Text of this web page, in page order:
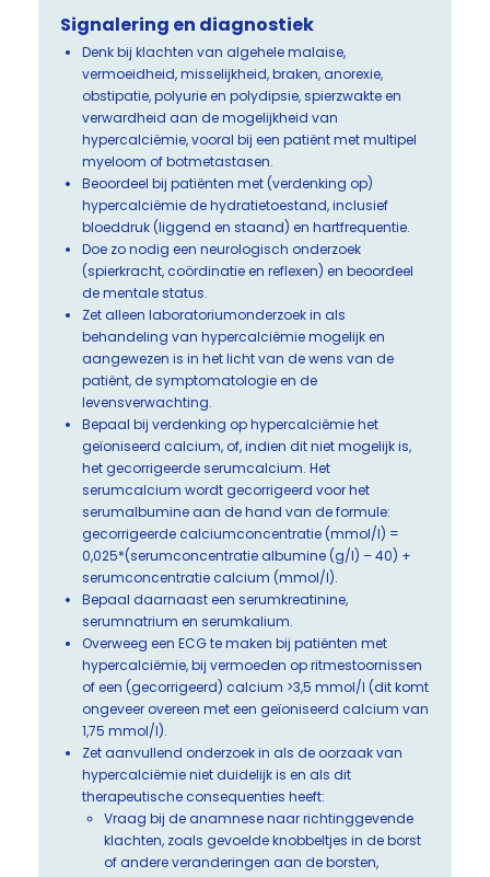
Signalering en diagnostiek
Denk bij klachten van algehele malaise,
vermoeidheid, misselijkheid, braken, anorexie,
obstipatie, polyurie en polydipsie, spierzwakte en
verwardheid aan de mogelijkheid van
hypercalciëmie, vooral bij een patiënt met multipel
myeloom of botmetastasen.
Beoordeel bij patiënten met (verdenking op)
hypercalciëmie de hydratietoestand, inclusief
bloeddruk (liggend en staand) en hartfrequentie.
Doe zo nodig een neurologisch onderzoek
(spierkracht, coördinatie en reflexen) en beoordeel
de mentale status.
Zet alleen laboratoriumonderzoek in als
behandeling van hypercalciëmie mogelijk en
aangewezen is in het licht van de wens van de
patiënt, de symptomatologie en de
levensverwachting.
Bepaal bij verdenking op hypercalciëmie het
geïoniseerd calcium, of, indien dit niet mogelijk is,
het gecorrigeerde serumcalcium. Het
serumcalcium wordt gecorrigeerd voor het
serumalbumine aan de hand van de formule:
gecorrigeerde calciumconcentratie (mmol/l) =
0,025*(serumconcentratie albumine (g/l) – 40) +
serumconcentratie calcium (mmol/l).
Bepaal daarnaast een serumkreatinine,
serumnatrium en serumkalium.
Overweeg een ECG te maken bij patiënten met
hypercalciëmie, bij vermoeden op ritmestoornissen
of een (gecorrigeerd) calcium >3,5 mmol/l (dit komt
ongeveer overeen met een geïoniseerd calcium van
1,75 mmol/l).
Zet aanvullend onderzoek in als de oorzaak van
hypercalciëmie niet duidelijk is en als dit
therapeutische consequenties heeft:
Vraag bij de anamnese naar richtinggevende
klachten, zoals gevoelde knobbeltjes in de borst
of andere veranderingen aan de borsten,